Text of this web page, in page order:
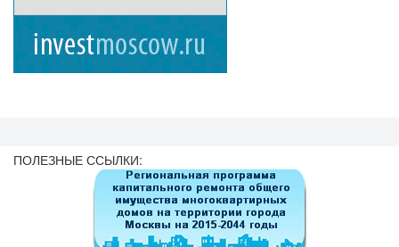
ПОЛЕЗНЫЕ ССЫЛКИ: